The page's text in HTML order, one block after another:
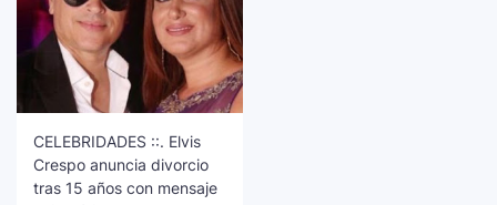
CELEBRIDADES ::. Elvis
Crespo anuncia divorcio
tras 15 años con mensaje